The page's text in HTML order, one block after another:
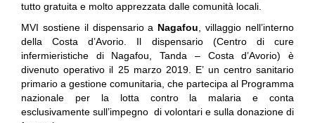
tutto gratuita e molto apprezzata dalle comunità locali.
MVI sostiene il dispensario a Nagafou , villaggio nell’interno
della Costa d’Avorio. Il dispensario (Centro di cure
infermieristiche di Nagafou, Tanda – Costa d’Avorio) è
divenuto operativo il 25 marzo 2019. E’ un centro sanitario
primario a gestione comunitaria, che partecipa al Programma
nazionale per la lotta contro la malaria e conta
esclusivamente sull’impegno di volontari e sulla donazione di